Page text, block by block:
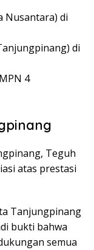
Nusantara) di
di
4
Teguh
atas prestasi
Tanjungpinang
bukti bahwa
semua